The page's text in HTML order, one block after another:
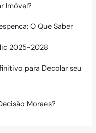
Imóvel?
O Que Saber
2025-2028
para Decolar seu
Moraes?